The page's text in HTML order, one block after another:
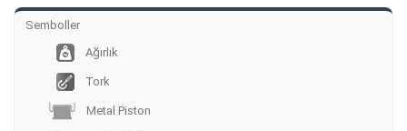
Semboller
Ağırlık
Tork
Metal Piston